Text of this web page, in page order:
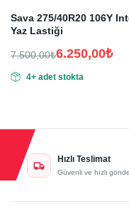
Sava 275/40R20 106Y
Yaz Lastiği
7.500,00₺
fiyat:
6.250,00₺
andaki
4+ adet stokta
Hızlı Teslimat
Güvenli ve hızlı